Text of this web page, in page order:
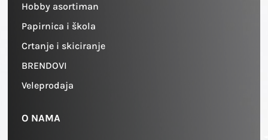
Hobby asortiman
Papirnica i škola
Crtanje i skiciranje
BRENDOVI
Veleprodaja
O NAMA